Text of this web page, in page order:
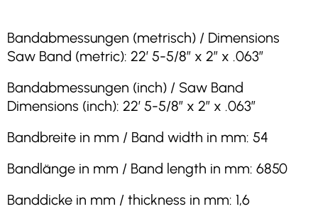
Bandabmessungen (metrisch) / Dimensions
Saw Band (metric): 22′ 5-5/8″ x 2″ x .063″
Bandabmessungen (inch) / Saw Band
Dimensions (inch): 22′ 5-5/8″ x 2″ x .063″
Bandbreite in mm / Band width in mm: 54
Bandlänge in mm / Band length in mm: 6850
Banddicke in mm / thickness in mm: 1,6